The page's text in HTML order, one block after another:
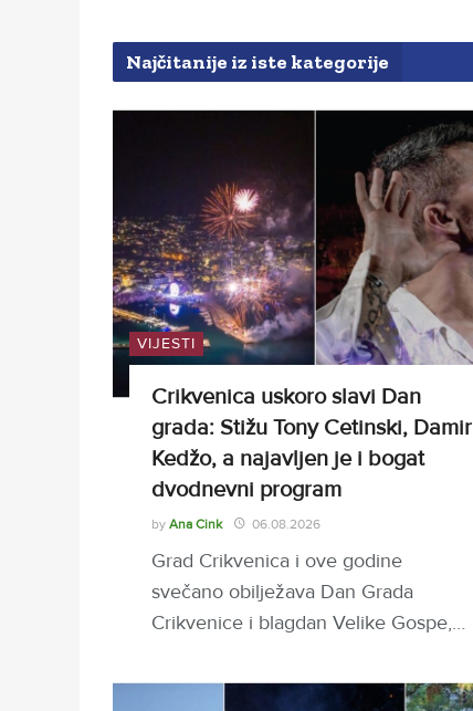
Najčitanije iz iste kategorije
VIJESTI
Crikvenica uskoro slavi Dan
grada: Stižu Tony Cetinski, Damir
Kedžo, a najavljen je i bogat
dvodnevni program
by Ana Cink 06.08.2026
Grad Crikvenica i ove godine
svečano obilježava Dan Grada
Crikvenice i blagdan Velike Gospe,…